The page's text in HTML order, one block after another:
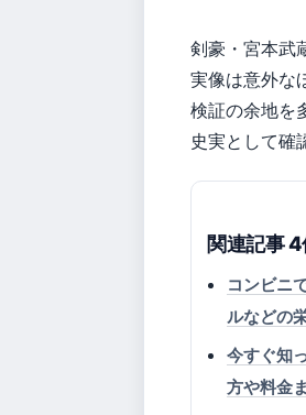
剣豪・宮本武
実像は意外な
検証の余地を
史実として確
関連記事
コンビニ
ルなどの
今すぐ知
方や料金